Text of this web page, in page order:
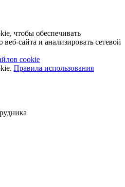
чтобы обеспечивать
сайта и анализировать сетевой
cookie
Правила использования